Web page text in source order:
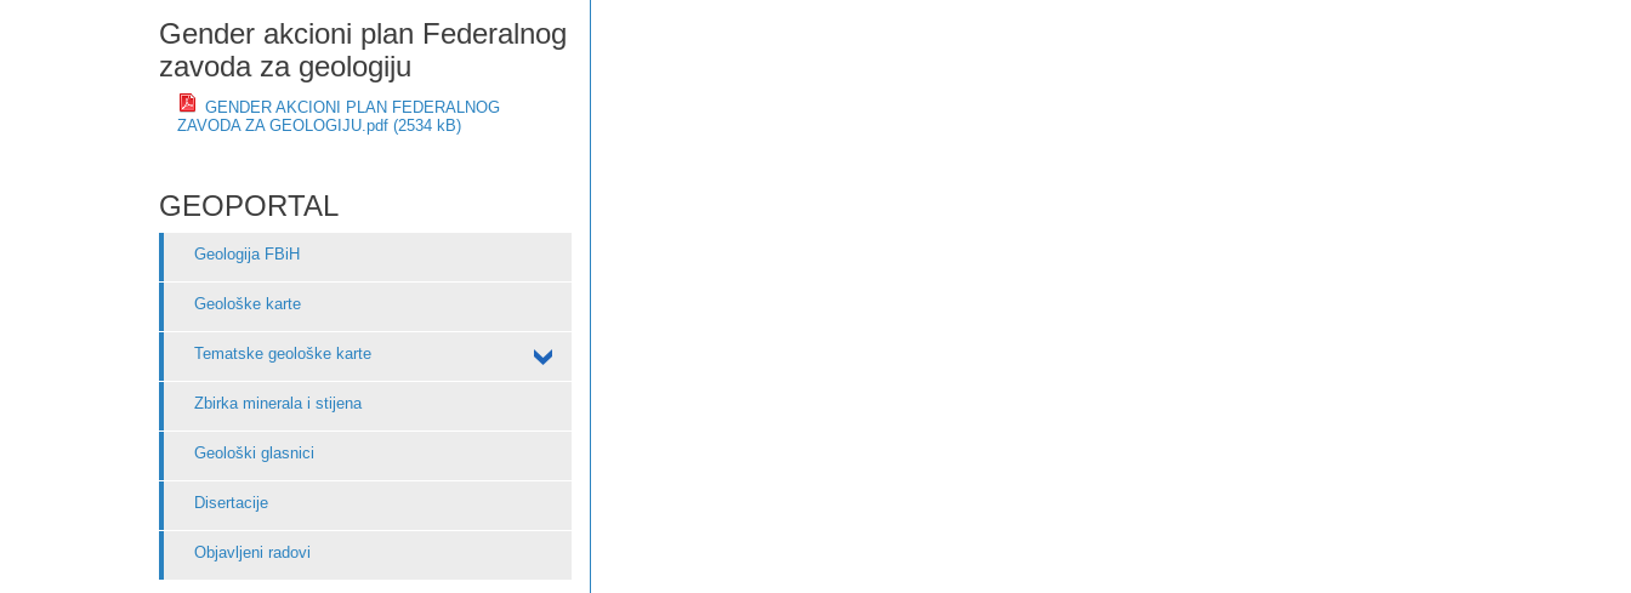
Gender akcioni plan Federalnog
zavoda za geologiju
GENDER AKCIONI PLAN FEDERALNOG
ZAVODA ZA GEOLOGIJU.pdf (2534 kB)
GEOPORTAL
Geologija FBiH
Geološke karte
Tematske geološke karte
Zbirka minerala i stijena
Geološki glasnici
Disertacije
Objavljeni radovi